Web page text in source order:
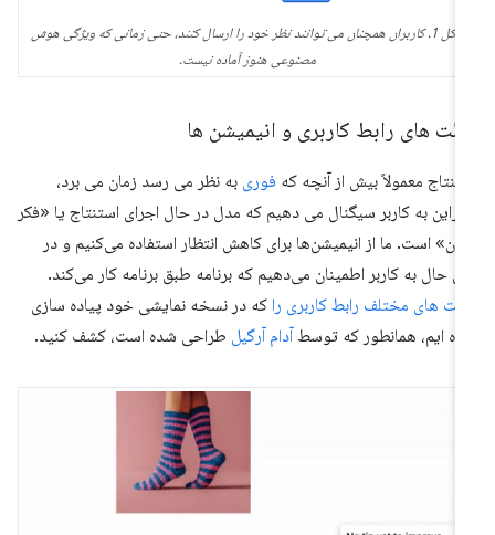
شکل 1. کاربران همچنان می توانند نظر خود را ارسال کنند، حتی زمانی که ویژگی هوش
مصنوعی هنوز آماده نیست.
های رابط کاربری و انیمیشن ها
معمولاً بیش از آنچه که فوریبه نظر می رسد زمان می برد،
به کاربر سیگنال می دهیم که مدل در حال اجرای استنتاج یا «فکر
است. ما از انیمیشن‌ها برای کاهش انتظار استفاده می‌کنیم و در
حال به کاربر اطمینان می‌دهیم که برنامه طبق برنامه کار می‌کند.
های مختلف رابط کاربری را که در نسخه نمایشی خود پیاده سازی
ایم، همانطور که توسطآدام آرگیلطراحی شده است، کشف کنید.